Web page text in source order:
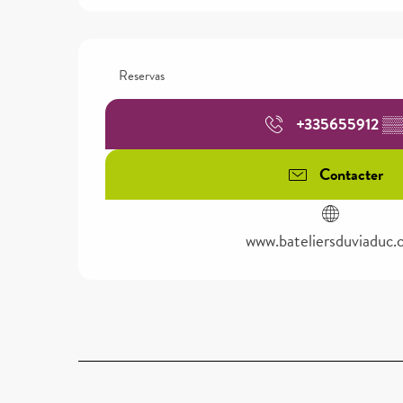
Reservas
+335655912
Contacter